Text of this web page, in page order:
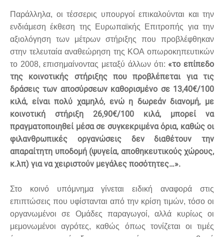
Παράλληλα, οι τέσσερις υπουργοί επικαλούνται και την
ενδιάμεση έκθεση της Ευρωπαϊκής Επιτροπής για την
αξιολόγηση των μέτρων στήριξης που προβλέφθηκαν
στην τελευταία αναθεώρηση της ΚΟΑ οπωροκηπευτικών
το 2008, επισημαίνοντας μεταξύ άλλων ότι: «το επίπεδο
της κοινοτικής στήριξης που προβλέπεται για τις
δράσεις των αποσύρσεων καθορισμένο σε 13,40€/100
κιλά, είναι πολύ χαμηλό, ενώ η δωρεάν διανομή, με
κοινοτική στήριξη 26,90€/100 κιλά, μπορεί να
πραγματοποιηθεί μέσα σε συγκεκριμένα όρια, καθώς οι
φιλανθρωπικές οργανώσεις δεν διαθέτουν την
απαραίτητη υποδομή (ψυγεία, αποθηκευτικούς χώρους,
κ.λπ) για να χειριστούν μεγάλες ποσότητες…».
Στο κοινό υπόμνημα γίνεται ειδική αναφορά στις
επιπτώσεις που υφίστανται από την κρίση τιμών, τόσο οι
οργανωμένοι σε Ομάδες παραγωγοί, αλλά κυρίως οι
μεμονωμένοι αγρότες, καθώς όπως τονίζεται οι τιμές